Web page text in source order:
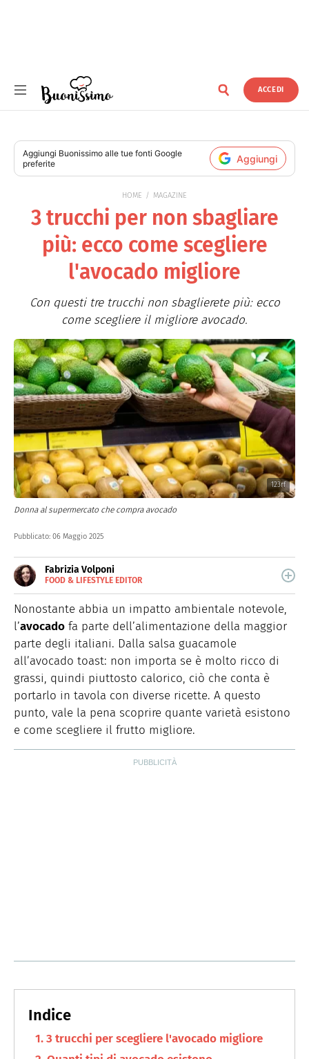
ACCEDI
Aggiungi Buonissimo alle tue fonti Google
preferite
Aggiungi
HOME MAGAZINE
3 trucchi per non sbagliare
più: ecco come scegliere
l'avocado migliore
Con questi tre trucchi non sbaglierete più: ecco
come scegliere il migliore avocado.
123rf
Donna al supermercato che compra avocado
Pubblicato: 06 Maggio 2025
Fabrizia Volponi
FOOD & LIFESTYLE EDITOR
Nata nella città delle 100 torri, è laureata in Scienze
Storiche. Curiosa e schietta, scrive di lifestyle, food e
green dal 2018.
Nonostante abbia un impatto ambientale notevole,
l’avocado fa parte dell’alimentazione della maggior
parte degli italiani. Dalla salsa guacamole
all’avocado toast: non importa se è molto ricco di
grassi, quindi piuttosto calorico, ciò che conta è
portarlo in tavola con diverse ricette. A questo
punto, vale la pena scoprire quante varietà esistono
e come scegliere il frutto migliore.
3 trucchi per scegliere l'avocado migliore